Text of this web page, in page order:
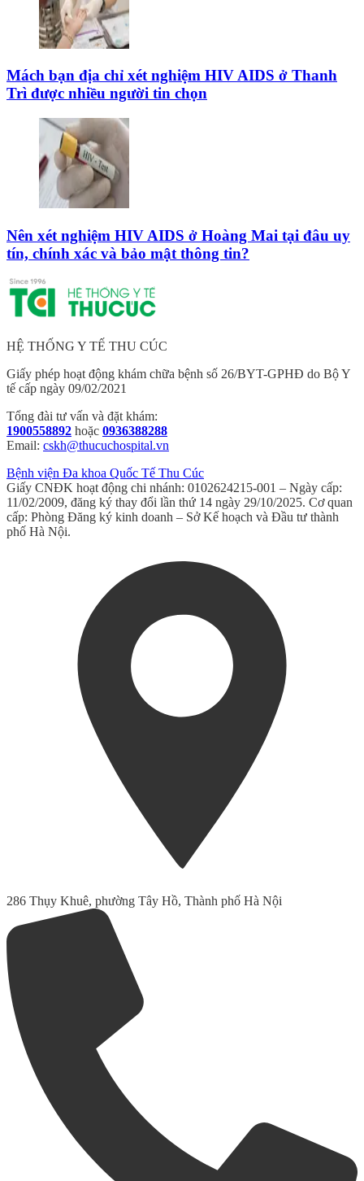
Mách bạn địa chỉ xét nghiệm HIV AIDS ở Thanh
Trì được nhiều người tin chọn
Nên xét nghiệm HIV AIDS ở Hoàng Mai tại đâu uy
tín, chính xác và bảo mật thông tin?
HỆ THỐNG Y TẾ THU CÚC
Giấy phép hoạt động khám chữa bệnh số 26/BYT-GPHĐ do Bộ Y
tế cấp ngày 09/02/2021
Tổng đài tư vấn và đặt khám:
1900558892 hoặc 0936388288
Email: cskh@thucuchospital.vn
Bệnh viện Đa khoa Quốc Tế Thu Cúc
Giấy CNĐK hoạt động chi nhánh: 0102624215-001 – Ngày cấp:
11/02/2009, đăng ký thay đổi lần thứ 14 ngày 29/10/2025. Cơ quan
cấp: Phòng Đăng ký kinh doanh – Sở Kế hoạch và Đầu tư thành
phố Hà Nội.
286 Thụy Khuê, phường Tây Hồ, Thành phố Hà Nội